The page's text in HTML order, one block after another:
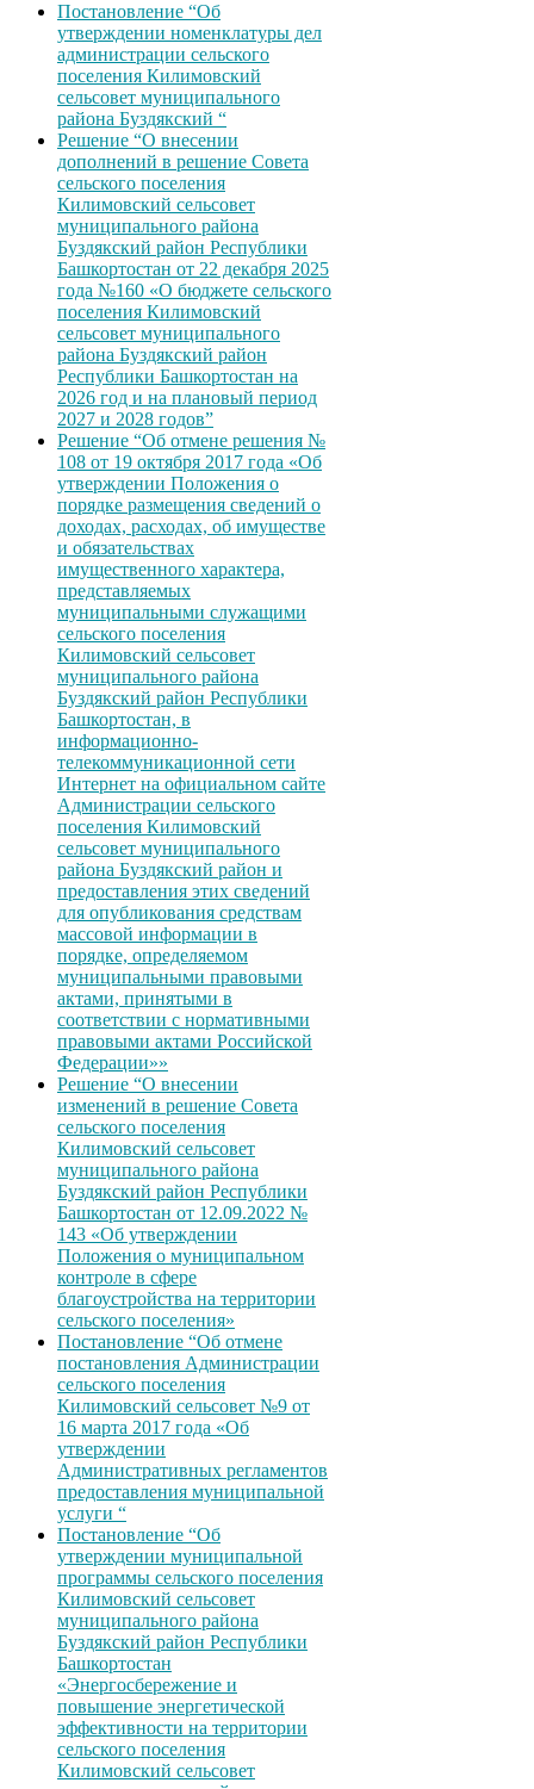
Постановление “Об
утверждении номенклатуры дел
администрации сельского
поселения Килимовский
сельсовет муниципального
района Буздякский “
Решение “О внесении
дополнений в решение Совета
сельского поселения
Килимовский сельсовет
муниципального района
Буздякский район Республики
Башкортостан от 22 декабря 2025
года №160 «О бюджете сельского
поселения Килимовский
сельсовет муниципального
района Буздякский район
Республики Башкортостан на
2026 год и на плановый период
2027 и 2028 годов”
Решение “Об отмене решения №
108 от 19 октября 2017 года «Об
утверждении Положения о
порядке размещения сведений о
доходах, расходах, об имуществе
и обязательствах
имущественного характера,
представляемых
муниципальными служащими
сельского поселения
Килимовский сельсовет
муниципального района
Буздякский район Республики
Башкортостан, в
информационно-
телекоммуникационной сети
Интернет на официальном сайте
Администрации сельского
поселения Килимовский
сельсовет муниципального
района Буздякский район и
предоставления этих сведений
для опубликования средствам
массовой информации в
порядке, определяемом
муниципальными правовыми
актами, принятыми в
соответствии с нормативными
правовыми актами Российской
Федерации»»
Решение “О внесении
изменений в решение Совета
сельского поселения
Килимовский сельсовет
муниципального района
Буздякский район Республики
Башкортостан от 12.09.2022 №
143 «Об утверждении
Положения о муниципальном
контроле в сфере
благоустройства на территории
сельского поселения»
Постановление “Об отмене
постановления Администрации
сельского поселения
Килимовский сельсовет №9 от
16 марта 2017 года «Об
утверждении
Административных регламентов
предоставления муниципальной
услуги “
Постановление “Об
утверждении муниципальной
программы сельского поселения
Килимовский сельсовет
муниципального района
Буздякский район Республики
Башкортостан
«Энергосбережение и
повышение энергетической
эффективности на территории
сельского поселения
Килимовский сельсовет